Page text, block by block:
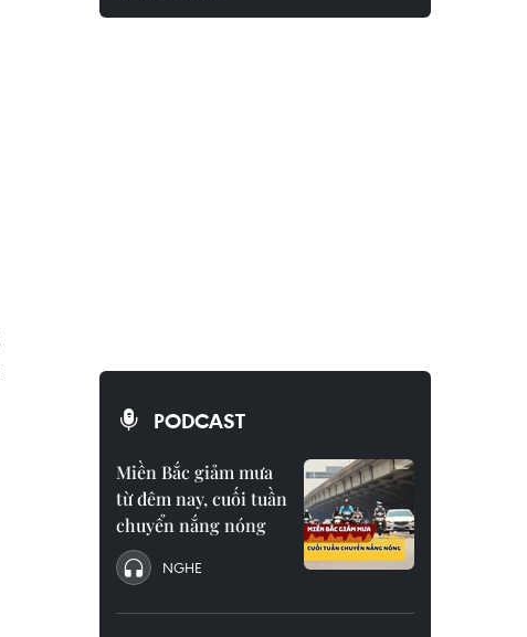
PODCAST
Miền Bắc giảm mưa
từ đêm nay, cuối tuần
chuyển nắng nóng
NGHE